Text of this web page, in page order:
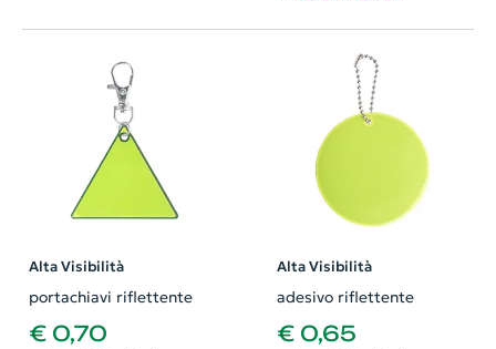
Alta Visibilità
portachiavi riflettente
€ 0,70
Alta Visibilità
adesivo riflettente
€ 0,65